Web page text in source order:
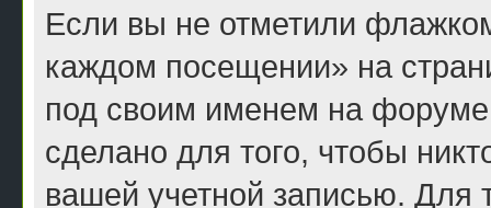
Если вы не отметили
каждом посещении» на
под своим именем на
сделано для того, чтобы
вашей учетной записью. Для